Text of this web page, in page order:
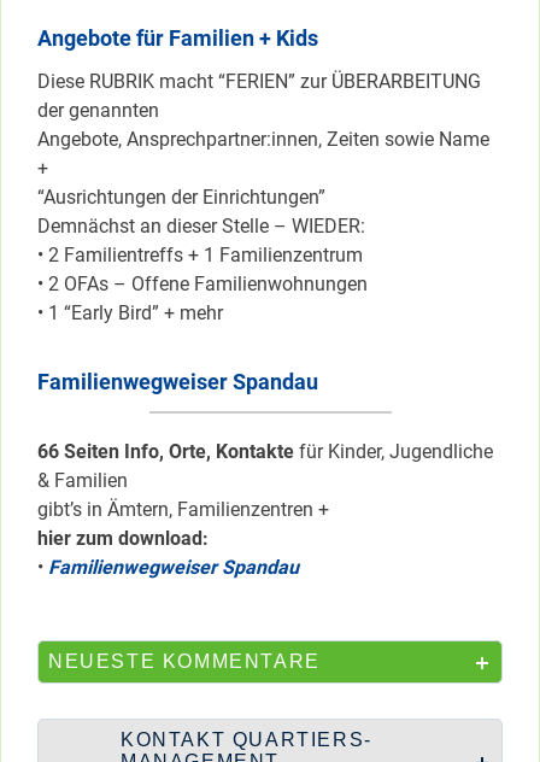
Angebote für Familien + Kids
Diese RUBRIK macht “FERIEN” zur ÜBERARBEITUNG
der genannten
Angebote, Ansprechpartner:innen, Zeiten sowie Name
+
“Ausrichtungen der Einrichtungen”
Demnächst an dieser Stelle – WIEDER:
• 2 Familientreffs + 1 Familienzentrum
• 2 OFAs – Offene Familienwohnungen
• 1 “Early Bird” + mehr
Familienwegweiser Spandau
66 Seiten Info, Orte, Kontakte für Kinder, Jugendliche
& Familien
gibt’s in Ämtern, Familienzentren +
hier zum download:
• Familienwegweiser Spandau
NEUESTE KOMMENTARE
KONTAKT QUARTIERS-